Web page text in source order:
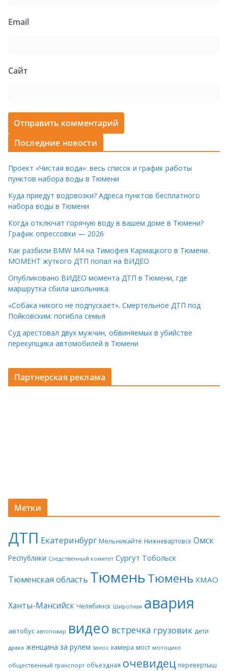
Email
Сайт
Последние новости
Проект «Чистая вода»: весь список и график работы
пунктов набора воды в Тюмени
Куда приедут водовозки? Адреса пунктов бесплатного
набора воды в Тюмени
Когда отключат горячую воду в вашем доме в Тюмени?
График опрессовки — 2026
Как разбили BMW M4 на Тимофея Кармацкого в Тюмени.
МОМЕНТ жуткого ДТП попал на ВИДЕО
Опубликовано ВИДЕО момента ДТП в Тюмени, где
маршрутка сбила школьника.
«Собака никого не подпускает». Смертельное ДТП под
Пойковским: погибла семья
Суд арестовал двух мужчин, обвиняемых в убийстве
перекупщика автомобилей в Тюмени
Партнерская реклама
Метки
ДТП Екатеринбург Мельникайте Нижневартовск Омск
Республики Следственный комитет Сургут Тобольск
Тюменская область ТюменьТюмень ХМАО
Ханты-Мансийск Челябинск Широтная авария
автобус автопожар видео встречка грузовик дети
драка женщина за рулем занос камера мост мотоцикл
общественный транспорт объездная очевидец перевертыш